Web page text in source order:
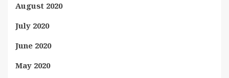
August 2020
July 2020
June 2020
May 2020